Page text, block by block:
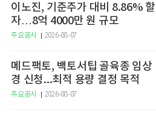
이노진, 기준주가 대비 8.86%
자…8억 4000만 원 규모
주요공시 2026-08-07
메드팩토, 백토서팁 골육종 임상
경 신청...최적 용량 결정 목적
주요공시 2026-08-07